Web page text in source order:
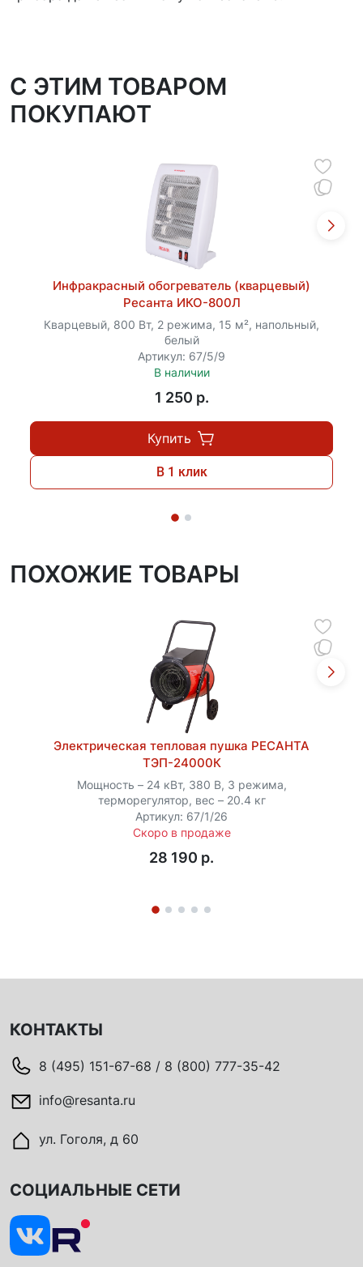
C ЭТИМ ТОВАРОМ
ПОКУПАЮТ
Инфракрасный обогреватель (кварцевый)
Ресанта ИКО-800Л
Кварцевый, 800 Вт, 2 режима, 15 м², напольный,
белый
Артикул: 67/5/9
В наличии
1 250 p.
Купить
В 1 клик
ПОХОЖИЕ ТОВАРЫ
Электрическая тепловая пушка РЕСАНТА
ТЭП-24000К
Мощность – 24 кВт, 380 В, 3 режима,
терморегулятор, вес – 20.4 кг
Артикул: 67/1/26
Скоро в продаже
28 190 p.
КОНТАКТЫ
8 (495) 151-67-68 / 8 (800) 777-35-42
info@resanta.ru
ул. Гоголя, д 60
СОЦИАЛЬНЫЕ СЕТИ